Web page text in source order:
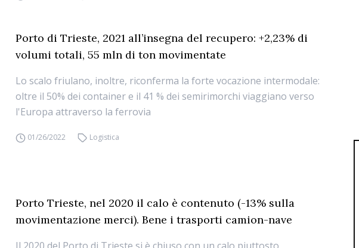
Porto di Trieste, 2021 all’insegna del recupero: +2,23% di
volumi totali, 55 mln di ton movimentate
Lo scalo friulano, inoltre, riconferma la forte vocazione intermodale:
oltre il 50% dei container e il 41 % dei semirimorchi viaggiano verso
l'Europa attraverso la ferrovia
01/26/2022 Logistica
Porto Trieste, nel 2020 il calo è contenuto (-13% sulla
movimentazione merci). Bene i trasporti camion-nave